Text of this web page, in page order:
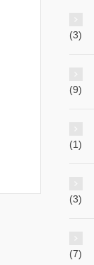
(3)
(9)
(1)
(3)
(7)